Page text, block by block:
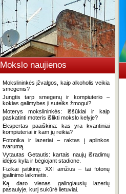
Mokslo naujienos
Mokslininkės įžvalgos, kaip alkoholis veikia
smegenis?
Jungtis tarp smegenų ir kompiuterio –
kokias galimybes ji suteiks žmogui?
Moterys mokslininkės: iššūkiai ir kaip
paskatinti moteris išlikti mokslo kelyje?
Ekspertas paaiškina: kas yra kvantiniai
kompiuteriai ir kam jų reikia?
Fotonika ir lazeriai – raktas į aplinkos
tvarumą.
Vytautas Getautis: kartais naujų išradimų
idėjos kyla ir bėgiojant stadione.
Fizikai įsitikinę: XXI amžius – tai fotonų
įgalinimo laikmetis.
Ką daro vienas galingiausių lazerių
pasaulyje, kurį sukūrė lietuviai.